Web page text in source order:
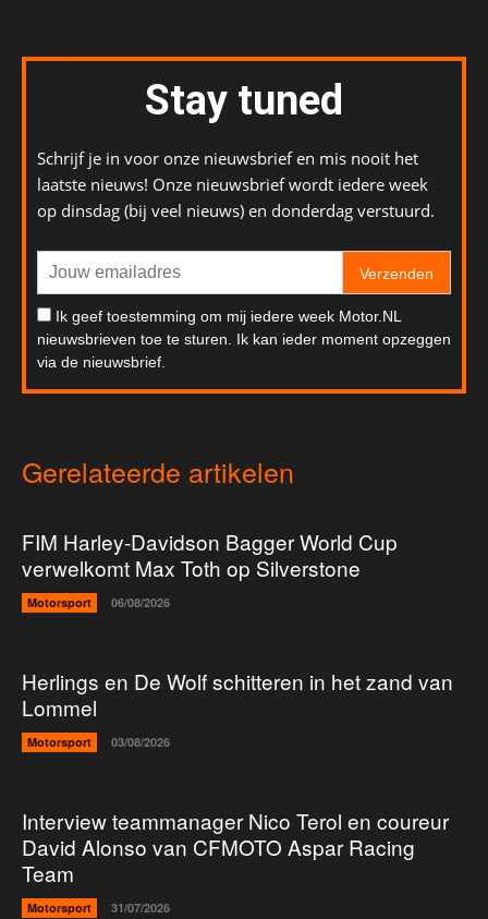
Stay tuned
Schrijf je in voor onze nieuwsbrief en mis nooit het
laatste nieuws! Onze nieuwsbrief wordt iedere week
op dinsdag (bij veel nieuws) en donderdag verstuurd.
Verzenden
Ik geef toestemming om mij iedere week Motor.NL
nieuwsbrieven toe te sturen. Ik kan ieder moment opzeggen
via de nieuwsbrief.
Gerelateerde artikelen
FIM Harley-Davidson Bagger World Cup
verwelkomt Max Toth op Silverstone
Motorsport 06/08/2026
Herlings en De Wolf schitteren in het zand van
Lommel
Motorsport 03/08/2026
Interview teammanager Nico Terol en coureur
David Alonso van CFMOTO Aspar Racing
Team
Motorsport 31/07/2026